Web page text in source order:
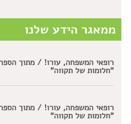
ממאגר הידע שלנו
רופאי המשפחה, עורו! / מתוך הספר
"חלומות של תקווה"
רופאי המשפחה, עורו! / מתוך הספר
"חלומות של תקווה"